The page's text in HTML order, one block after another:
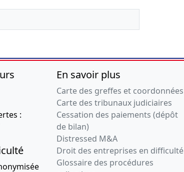
:
En savoir plus
Carte des greffes et coordonnées
Carte des tribunaux judiciaires
Cessation des paiements (dépôt
de bilan)
Distressed M&A
Droit des entreprises en difficulté
Glossaire des procédures